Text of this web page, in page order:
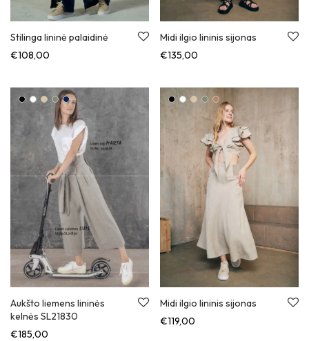
Stilinga lininė palaidinė
€108,00
Midi ilgio lininis sijonas
€135,00
Aukšto liemens lininės
kelnės SL21830
€185,00
Midi ilgio lininis sijonas
€119,00